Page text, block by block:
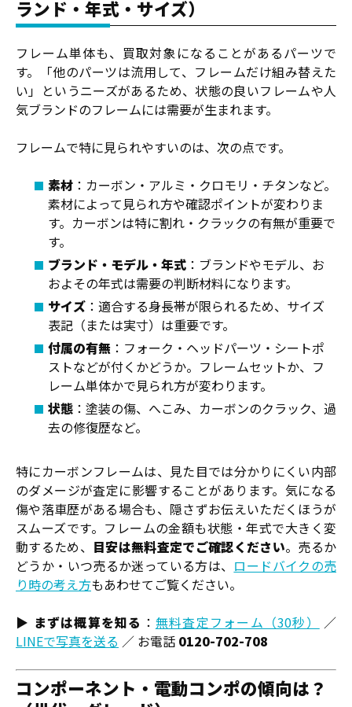
ランド・年式・サイズ）
フレーム単体も、買取対象になることがあるパーツで
す。「他のパーツは流用して、フレームだけ組み替えた
い」というニーズがあるため、状態の良いフレームや人
気ブランドのフレームには需要が生まれます。
フレームで特に見られやすいのは、次の点です。
素材 ：カーボン・アルミ・クロモリ・チタンなど。
素材によって見られ方や確認ポイントが変わりま
す。カーボンは特に割れ・クラックの有無が重要で
す。
ブランド・モデル・年式 ：ブランドやモデル、お
およその年式は需要の判断材料になります。
サイズ ：適合する身長帯が限られるため、サイズ
表記（または実寸）は重要です。
付属の有無 ：フォーク・ヘッドパーツ・シートポ
ストなどが付くかどうか。フレームセットか、フ
レーム単体かで見られ方が変わります。
状態 ：塗装の傷、へこみ、カーボンのクラック、過
去の修復歴など。
特にカーボンフレームは、見た目では分かりにくい内部
のダメージが査定に影響することがあります。気になる
傷や落車歴がある場合も、隠さずお伝えいただくほうが
スムーズです。フレームの金額も状態・年式で大きく変
動するため、 目安は無料査定でご確認ください。売るか
どうか・いつ売るか迷っている方は、 ロードバイクの売
り時の考え方もあわせてご覧ください。
▶ まずは概算を知る ： 無料査定フォーム（30秒）
／
LINEで写真を送る ／ お電話 0120-702-708
コンポーネント・電動コンポの傾向は？